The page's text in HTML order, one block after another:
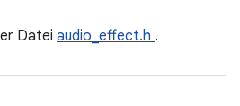
Datei audio_effect.h .